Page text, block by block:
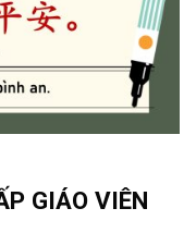
GIÁO VIÊN